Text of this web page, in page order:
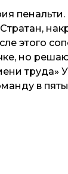
этого
но
труда»
в